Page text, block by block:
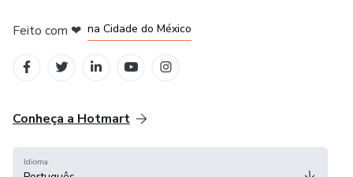
Feito com ❤ na Cidade do México
Conheça a Hotmart
Idioma